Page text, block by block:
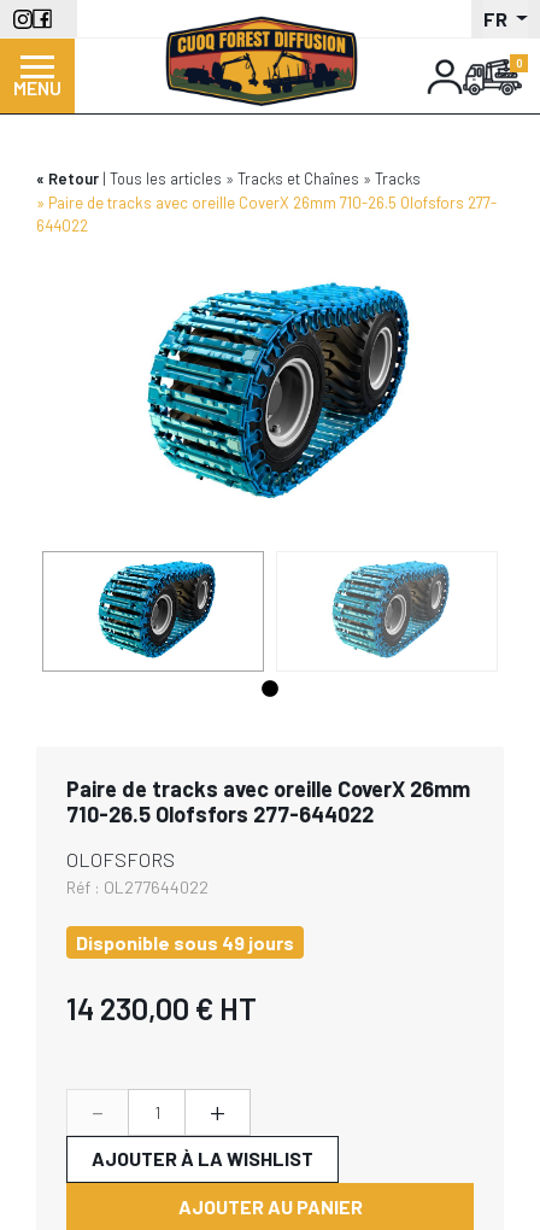
Aller
au
contenu
principal
FR
MENU
Retour Tous les articles Tracks et Chaînes
Tracks
Paire de tracks avec oreille CoverX 26mm 710-26.5 Olofsfors 277-
644022
Paire de tracks avec oreille CoverX 26mm
710-26.5 Olofsfors 277-644022
OLOFSFORS
Réf : OL277644022
Disponible sous 49 jours
14 230,00 € HT
- +
AJOUTER AU PANIER
AJOUTER À LA WISHLIST